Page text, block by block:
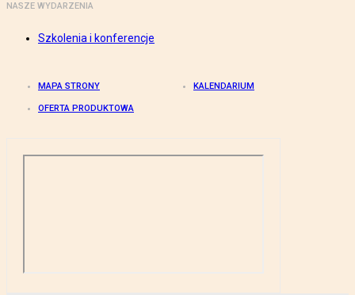
NASZE WYDARZENIA
Szkolenia i konferencje
MAPA STRONY KALENDARIUM
OFERTA PRODUKTOWA